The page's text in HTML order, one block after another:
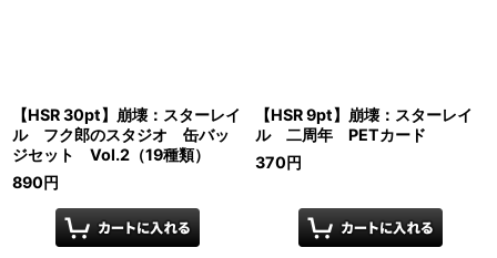
【HSR 30pt】崩壊：スターレイ
ル フク郎のスタジオ 缶バッ
ジセット Vol.2（19種類）
890円
【HSR 9pt】崩壊：スターレイ
ル 二周年 PETカード
370円